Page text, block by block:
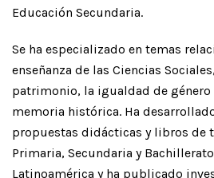
Educación Secundaria.
Se ha especializado en temas
enseñanza de las Ciencias
patrimonio, la igualdad de
memoria histórica. Ha
propuestas didácticas y libros de
Primaria, Secundaria y
Latinoamérica y ha publicado